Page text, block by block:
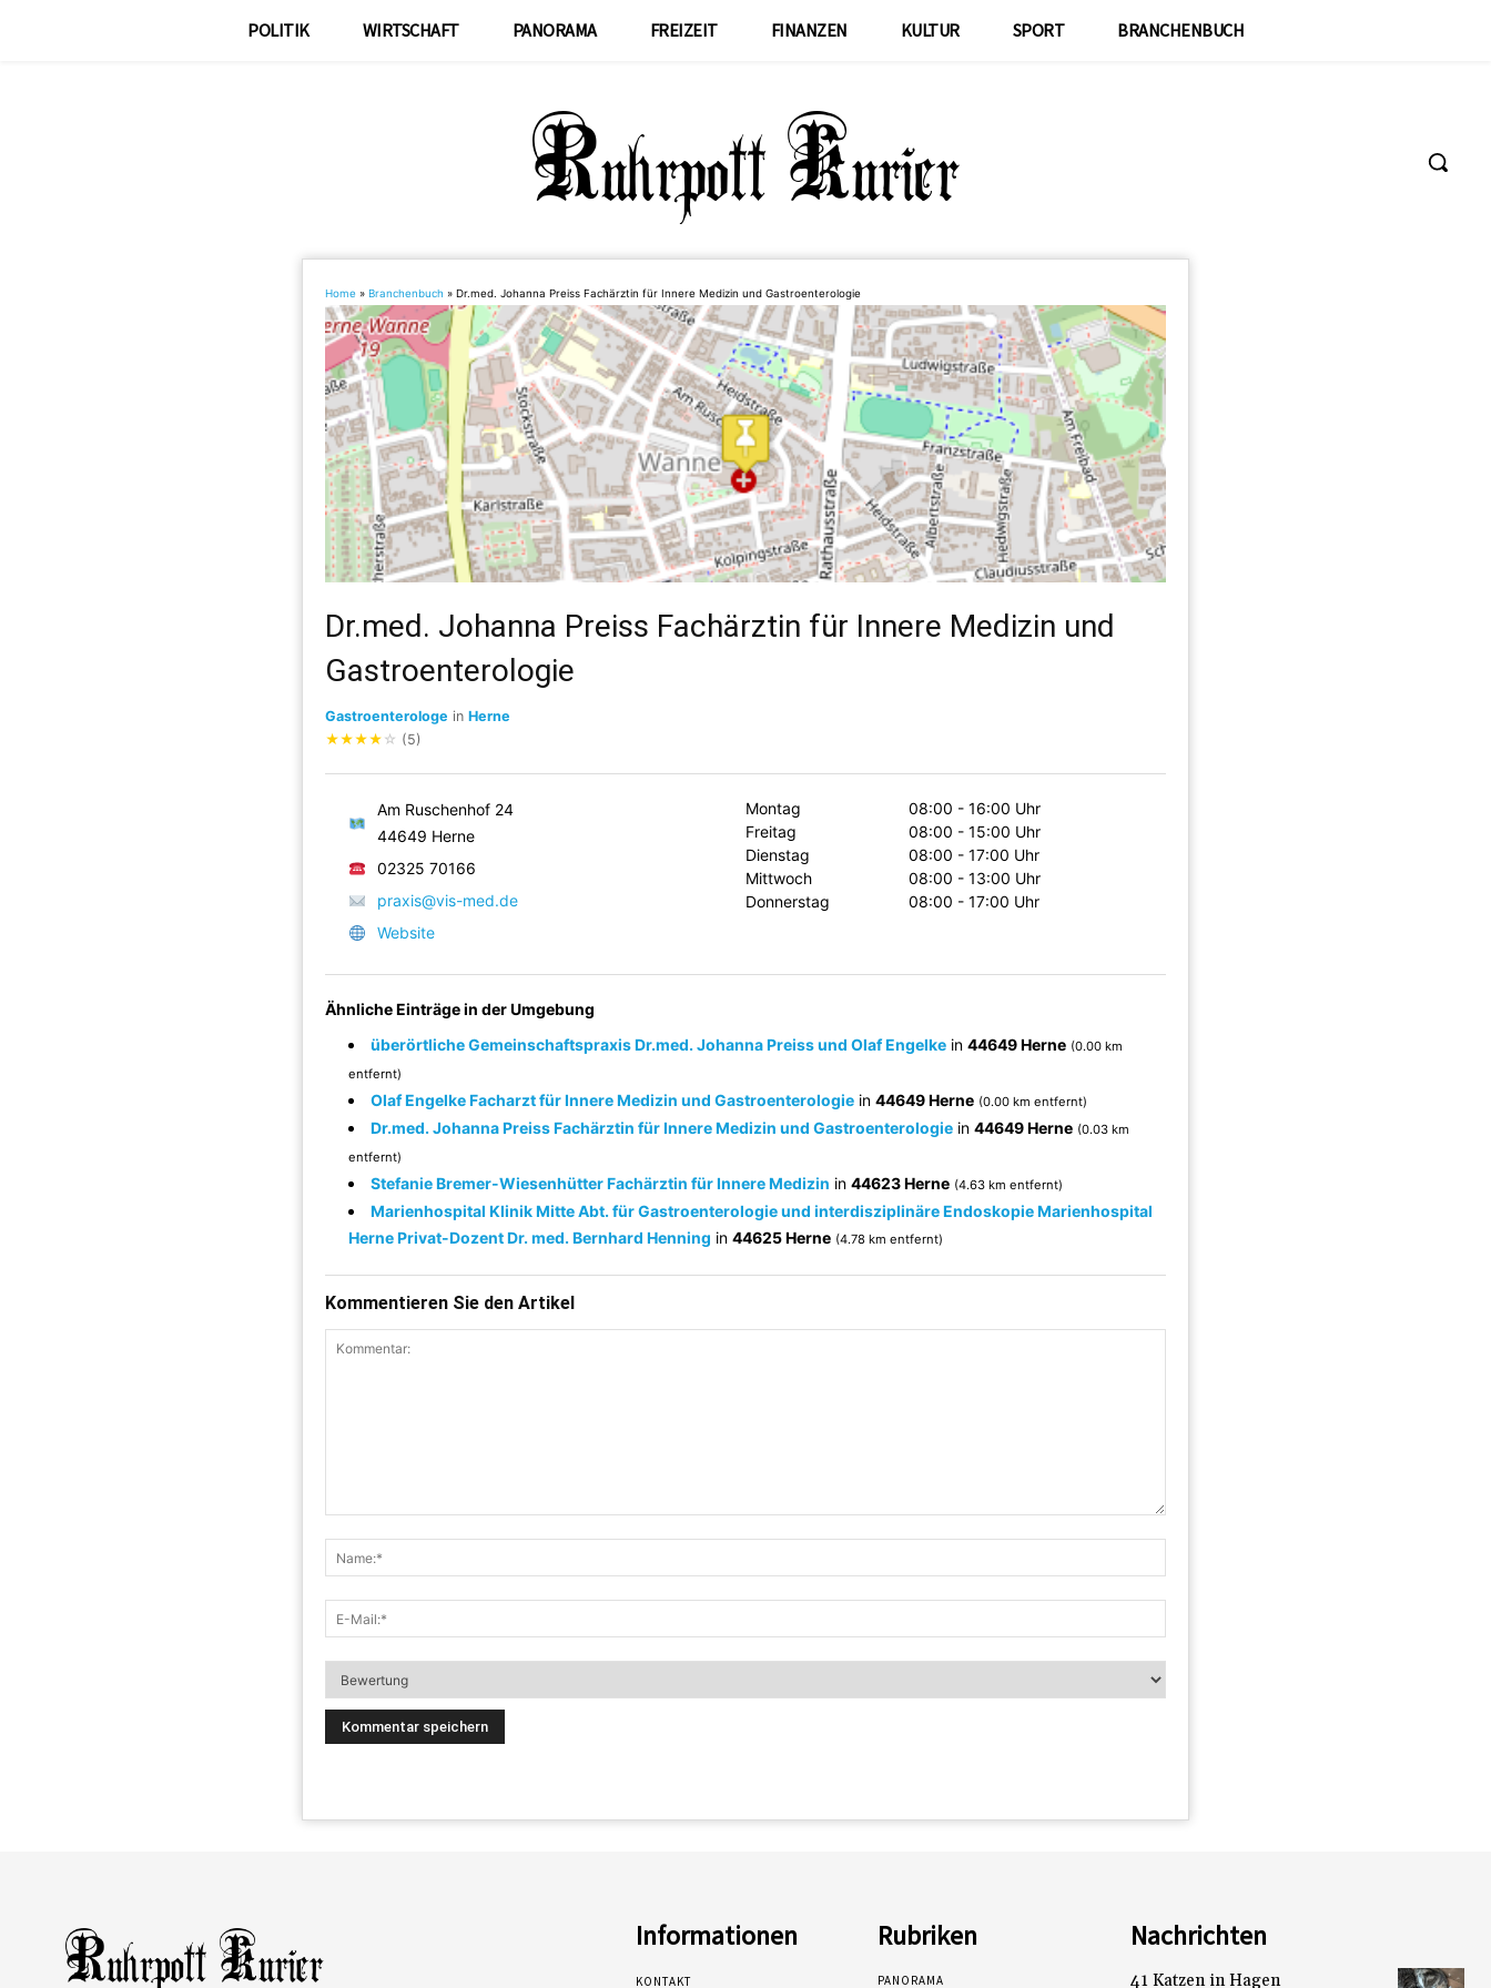
POLITIK WIRTSCHAFT PANORAMA FREIZEIT FINANZEN KULTUR SPORT BRANCHENBUCH
Home » Branchenbuch » Dr.med. Johanna Preiss Fachärztin für Innere Medizin und Gastroenterologie
Dr.med. Johanna Preiss Fachärztin für Innere Medizin und
Gastroenterologie
Gastroenterologe in Herne
★★★★ ☆ (5)
Am Ruschenhof 24
44649 Herne
02325 70166
praxis@vis-med.de
Website
Montag
08:00 - 16:00 Uhr
Freitag
08:00 - 15:00 Uhr
Dienstag
08:00 - 17:00 Uhr
Mittwoch
08:00 - 13:00 Uhr
Donnerstag
08:00 - 17:00 Uhr
Ähnliche Einträge in der Umgebung
überörtliche Gemeinschaftspraxis Dr.med. Johanna Preiss und Olaf Engelke in 44649 Herne (0.00 km
entfernt)
Olaf Engelke Facharzt für Innere Medizin und Gastroenterologie in 44649 Herne (0.00 km entfernt)
Dr.med. Johanna Preiss Fachärztin für Innere Medizin und Gastroenterologie in 44649 Herne (0.03 km
entfernt)
Stefanie Bremer-Wiesenhütter Fachärztin für Innere Medizin in 44623 Herne (4.63 km entfernt)
Marienhospital Klinik Mitte Abt. für Gastroenterologie und interdisziplinäre Endoskopie Marienhospital
Herne Privat-Dozent Dr. med. Bernhard Henning in 44625 Herne (4.78 km entfernt)
Kommentieren Sie den Artikel
Informationen
KONTAKT
Rubriken
PANORAMA
Nachrichten
41 Katzen in Hagen